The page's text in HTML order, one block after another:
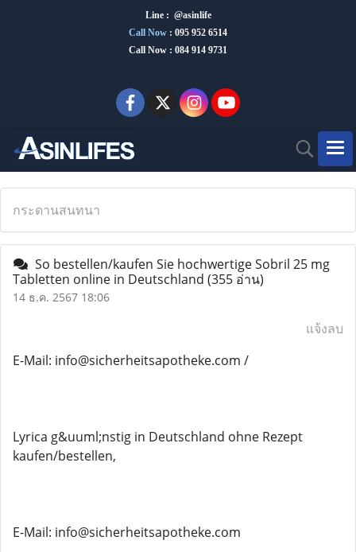
Line : @asinlife
Call Now : 095 952 6514
Call Now : 084 914 9731
กระดานสนทนา
So bestellen/kaufen Sie hochwertige Sobril 25 mg
Tabletten online in Deutschland (355 อ่าน)
14 ธ.ค. 2567 18:06
แจ้งลบ
E-Mail: info@sicherheitsapotheke.com /
Lyrica g&uuml;nstig in Deutschland ohne Rezept
kaufen/bestellen,
E-Mail: info@sicherheitsapotheke.com